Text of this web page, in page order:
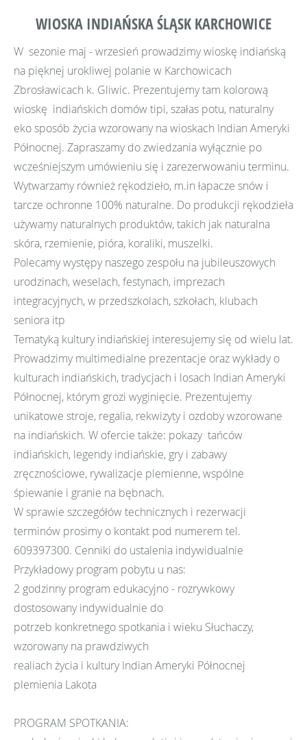
WIOSKA INDIAŃSKA ŚLĄSK KARCHOWICE
W sezonie maj - wrzesień prowadzimy wioskę indiańską
na pięknej urokliwej polanie w Karchowicach
Zbrosławicach k. Gliwic. Prezentujemy tam kolorową
wioskę indiańskich domów tipi, szałas potu, naturalny
eko sposób życia wzorowany na wioskach Indian Ameryki
Północnej. Zapraszamy do zwiedzania wyłącznie po
wcześniejszym umówieniu się i zarezerwowaniu terminu.
Wytwarzamy również rękodzieło, m.in łapacze snów i
tarcze ochronne 100% naturalne. Do produkcji rękodzieła
używamy naturalnych produktów, takich jak naturalna
skóra, rzemienie, pióra, koraliki, muszelki.
Polecamy występy naszego zespołu na jubileuszowych
urodzinach, weselach, festynach, imprezach
integracyjnych, w przedszkolach, szkołach, klubach
seniora itp
Tematyką kultury indiańskiej interesujemy się od wielu lat.
Prowadzimy multimedialne prezentacje oraz wykłady o
kulturach indiańskich, tradycjach i losach Indian Ameryki
Północnej, którym grozi wyginięcie. Prezentujemy
unikatowe stroje, regalia, rekwizyty i ozdoby wzorowane
na indiańskich. W ofercie także: pokazy tańców
indiańskich, legendy indiańskie, gry i zabawy
zręcznościowe, rywalizacje plemienne, wspólne
śpiewanie i granie na bębnach.
W sprawie szczegółów technicznych i rezerwacji
terminów prosimy o kontakt pod numerem tel.
609397300. Cenniki do ustalenia indywidualnie
Przykładowy program pobytu u nas:
2 godzinny program edukacyjno - rozrywkowy
dostosowany indywidualnie do
potrzeb konkretnego spotkania i wieku Słuchaczy,
wzorowany na prawdziwych
realiach życia i kultury Indian Ameryki Północnej
plemienia Lakota
PROGRAM SPOTKANIA: